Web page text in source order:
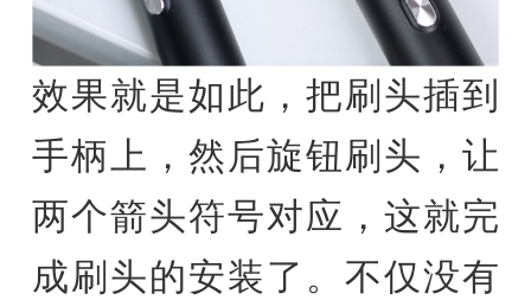
效果就是如此，把刷头插到
手柄上，然后旋钮刷头，让
两个箭头符号对应，这就完
成刷头的安装了。不仅没有